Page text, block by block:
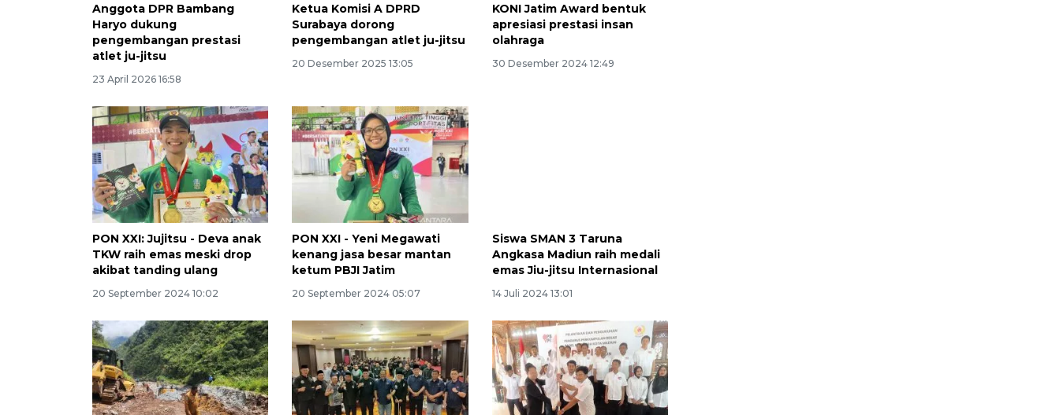
Anggota DPR Bambang
Haryo dukung
pengembangan prestasi
atlet ju-jitsu
23 April 2026 16:58
Ketua Komisi A DPRD
Surabaya dorong
pengembangan atlet ju-jitsu
20 Desember 2025 13:05
KONI Jatim Award bentuk
apresiasi prestasi insan
olahraga
30 Desember 2024 12:49
PON XXI: Jujitsu - Deva anak
TKW raih emas meski drop
akibat tanding ulang
20 September 2024 10:02
PON XXI - Yeni Megawati
kenang jasa besar mantan
ketum PBJI Jatim
20 September 2024 05:07
Siswa SMAN 3 Taruna
Angkasa Madiun raih medali
emas Jiu-jitsu Internasional
14 Juli 2024 13:01